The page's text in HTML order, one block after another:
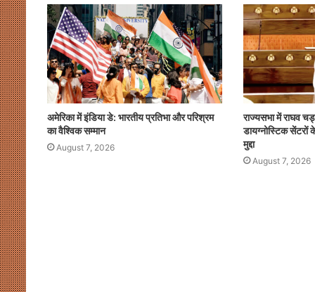
अमेरिका में इंडिया डे: भारतीय प्रतिभा और परिश्रम
का वैश्विक सम्मान
August 7, 2026
राज्यसभा में राघव
डायग्नोस्टिक सेंटरों
मुद्दा
August 7, 2026